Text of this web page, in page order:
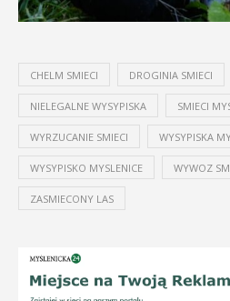
CHELM SMIECI DROGINIA SMIECI
NIELEGALNE WYSYPISKA SMIECI
WYRZUCANIE SMIECI WYSYPISKA
WYSYPISKO MYSLENICE WYWOZ
ZASMIECONY LAS